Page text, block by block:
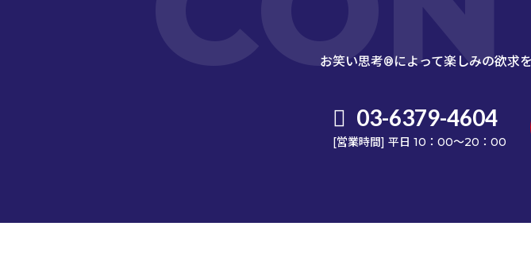
お笑い思考®によって楽しみの欲求を
03-6379-4604
[営業時間] 平日 10：00～20：00